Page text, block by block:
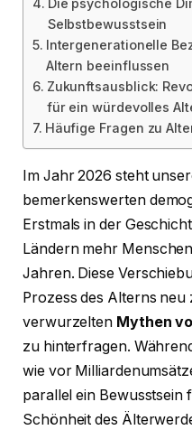
Die psychologische
Selbstbewusstsein
Intergenerationelle
Altern beeinflussen
Zukunftsausblick:
für ein würdevolles
Häufige Fragen zu
Im Jahr 2026 steht
bemerkenswerten
Erstmals in der
Ländern mehr
Jahren. Diese
Prozess des Alterns
verwurzelten Mythen
zu hinterfragen.
wie vor
parallel ein Bewusstsein
Schönheit des